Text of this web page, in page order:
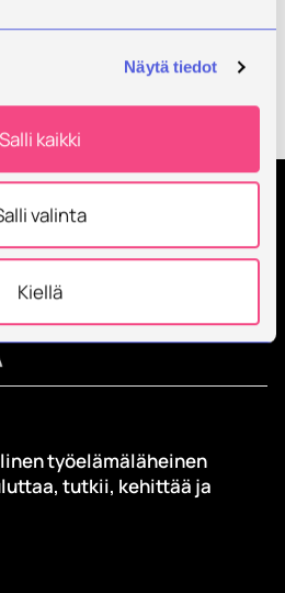
Näytä tiedot
Salli kaikki
valinta
Kiellä
alueelliset
työelämäläheinen
tutkii, kehittää ja